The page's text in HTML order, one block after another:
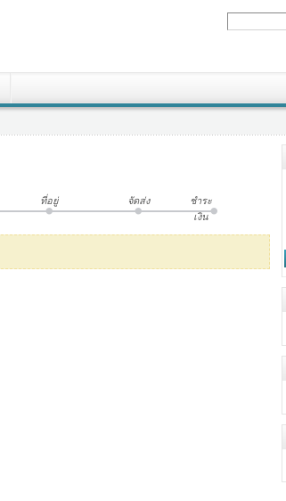
ที่อยู่ จัดส่ง
ชำระ
เงิน